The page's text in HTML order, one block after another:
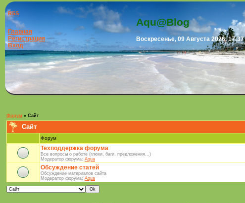
RSS
Главная
Регистрация
Вход
Aqu@Blog
Воскресенье, 09 Августа 2026, 17:37
Форум » Сайт
Сайт
Форум
Техподдержка форума
Все вопросы о работе (глюки, баги, предложения...)
Модератор форума: Aqua
Обсуждение статей
Обсуждение материалов сайта
Модератор форума: Aqua